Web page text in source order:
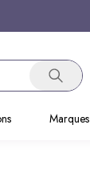
Marques